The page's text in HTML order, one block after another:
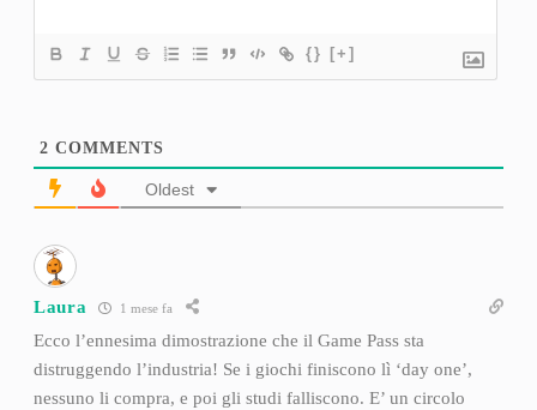
{} [+]
2 COMMENTS
Oldest
Laura 1 mese fa
Ecco l’ennesima dimostrazione che il Game Pass sta
distruggendo l’industria! Se i giochi finiscono lì ‘day one’,
nessuno li compra, e poi gli studi falliscono. E’ un circolo